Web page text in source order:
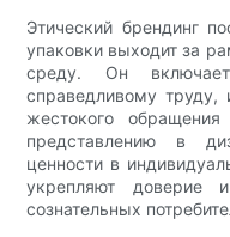
Этический брендинг
упаковки выходит за
среду. Он
справедливому труду,
жестокого
представлению в
ценности в
укрепляют доверие
сознательных